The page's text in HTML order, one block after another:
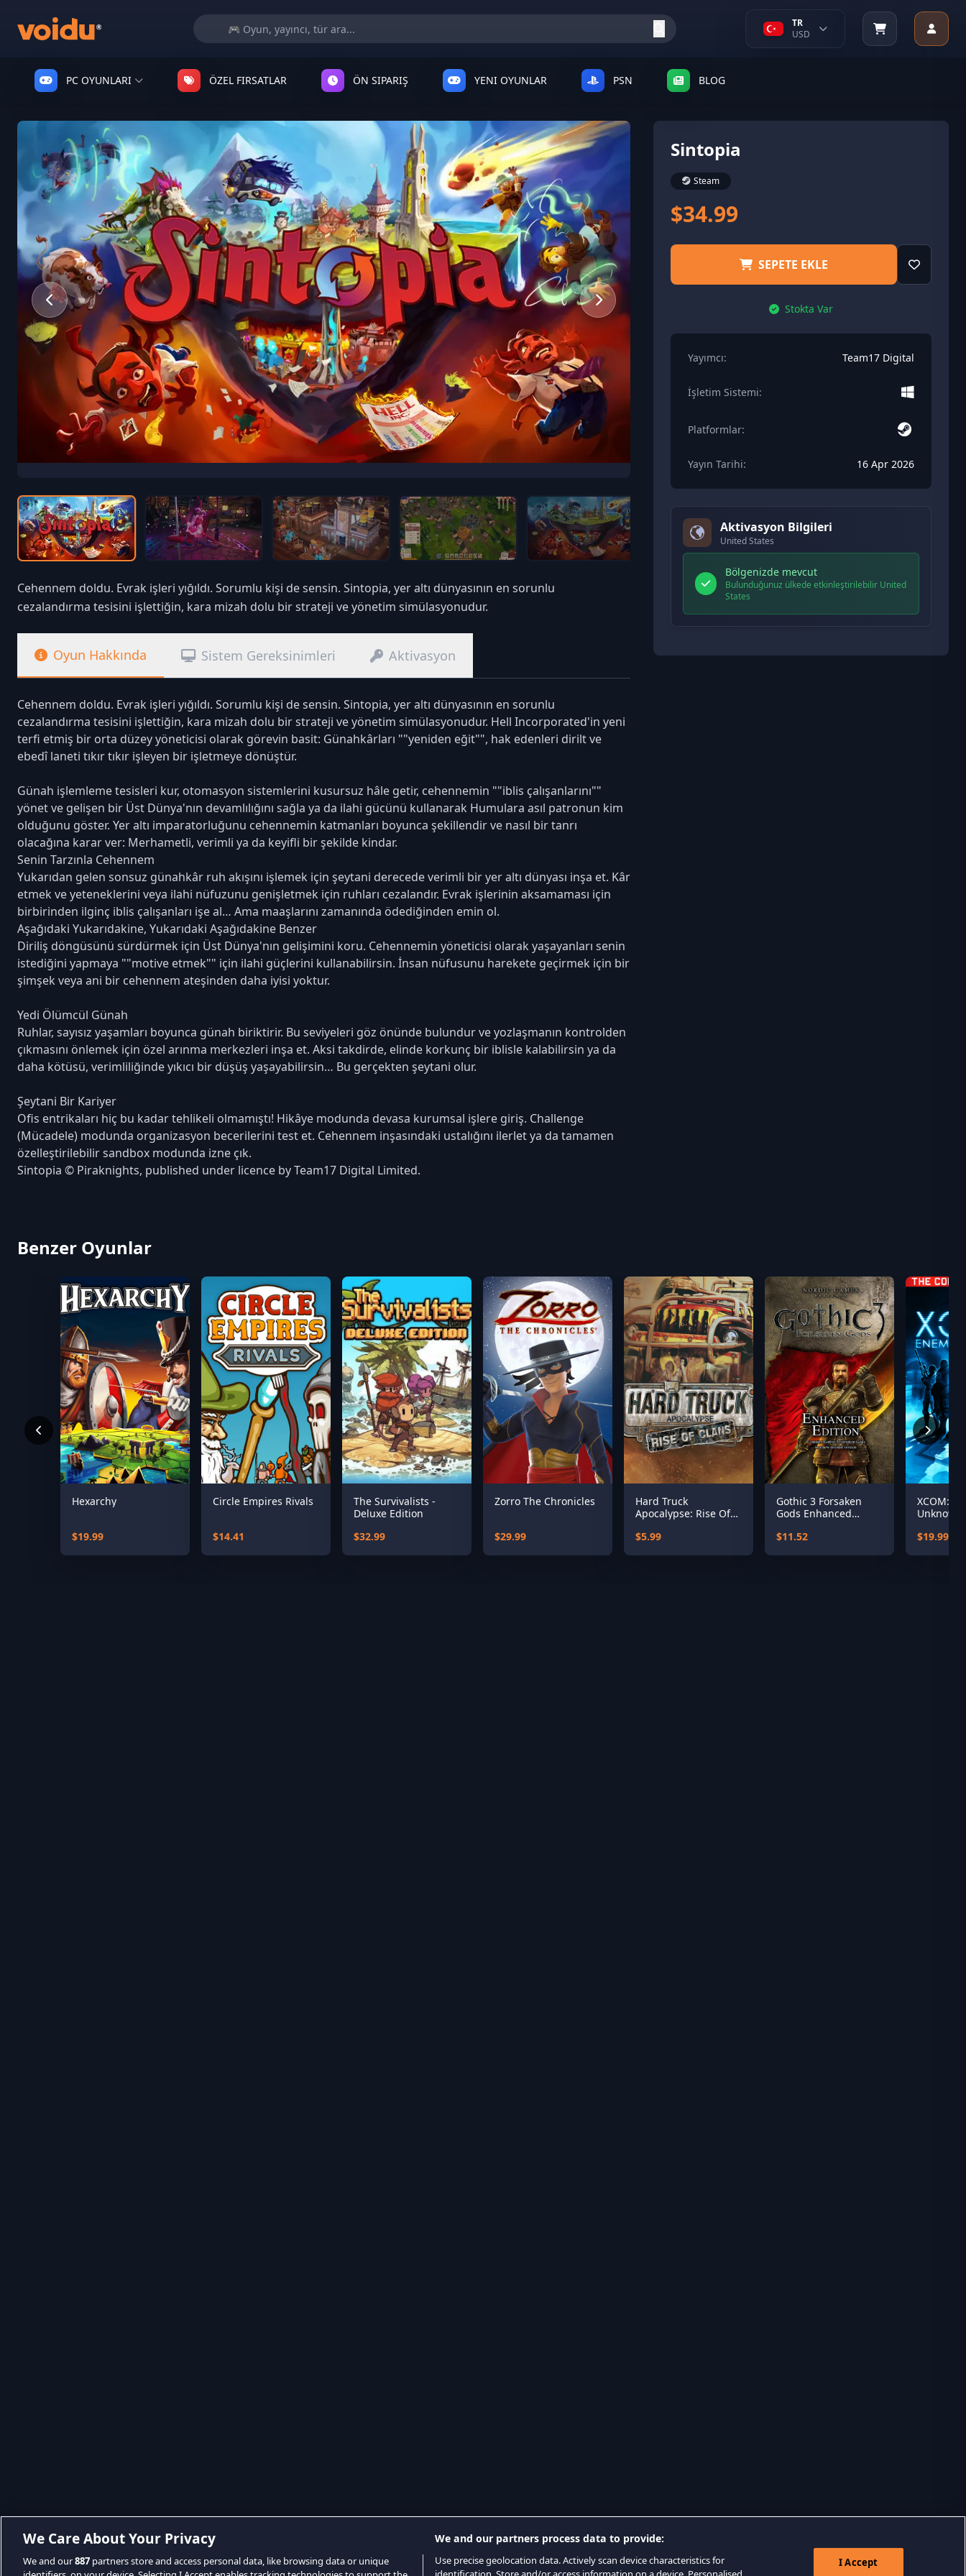
TR
USD
PC OYUNLARI ÖZEL FIRSATLAR ÖN SIPARIŞ YENI OYUNLAR PSN BLOG
Cehennem doldu. Evrak işleri yığıldı. Sorumlu kişi de sensin. Sintopia, yer altı dünyasının en sorunlu
cezalandırma tesisini işlettiğin, kara mizah dolu bir strateji ve yönetim simülasyonudur.
Oyun Hakkında Sistem Gereksinimleri Aktivasyon
Cehennem doldu. Evrak işleri yığıldı. Sorumlu kişi de sensin. Sintopia, yer altı dünyasının en sorunlu
cezalandırma tesisini işlettiğin, kara mizah dolu bir strateji ve yönetim simülasyonudur. Hell Incorporated'in yeni
terfi etmiş bir orta düzey yöneticisi olarak görevin basit: Günahkârları ""yeniden eğit"", hak edenleri dirilt ve
ebedî laneti tıkır tıkır işleyen bir işletmeye dönüştür.
Günah işlemleme tesisleri kur, otomasyon sistemlerini kusursuz hâle getir, cehennemin ""iblis çalışanlarını""
yönet ve gelişen bir Üst Dünya'nın devamlılığını sağla ya da ilahi gücünü kullanarak Humulara asıl patronun kim
olduğunu göster. Yer altı imparatorluğunu cehennemin katmanları boyunca şekillendir ve nasıl bir tanrı
olacağına karar ver: Merhametli, verimli ya da keyifli bir şekilde kindar.
Senin Tarzınla Cehennem
Yukarıdan gelen sonsuz günahkâr ruh akışını işlemek için şeytani derecede verimli bir yer altı dünyası inşa et. Kâr
etmek ve yeteneklerini veya ilahi nüfuzunu genişletmek için ruhları cezalandır. Evrak işlerinin aksamaması için
birbirinden ilginç iblis çalışanları işe al… Ama maaşlarını zamanında ödediğinden emin ol.
Aşağıdaki Yukarıdakine, Yukarıdaki Aşağıdakine Benzer
Diriliş döngüsünü sürdürmek için Üst Dünya'nın gelişimini koru. Cehennemin yöneticisi olarak yaşayanları senin
istediğini yapmaya ""motive etmek"" için ilahi güçlerini kullanabilirsin. İnsan nüfusunu harekete geçirmek için bir
şimşek veya ani bir cehennem ateşinden daha iyisi yoktur.
Yedi Ölümcül Günah
Ruhlar, sayısız yaşamları boyunca günah biriktirir. Bu seviyeleri göz önünde bulundur ve yozlaşmanın kontrolden
çıkmasını önlemek için özel arınma merkezleri inşa et. Aksi takdirde, elinde korkunç bir iblisle kalabilirsin ya da
daha kötüsü, verimliliğinde yıkıcı bir düşüş yaşayabilirsin… Bu gerçekten şeytani olur.
Şeytani Bir Kariyer
Ofis entrikaları hiç bu kadar tehlikeli olmamıştı! Hikâye modunda devasa kurumsal işlere giriş. Challenge
(Mücadele) modunda organizasyon becerilerini test et. Cehennem inşasındaki ustalığını ilerlet ya da tamamen
özelleştirilebilir sandbox modunda izne çık.
Sintopia © Piraknights, published under licence by Team17 Digital Limited.
Sintopia
Steam
$34.99
SEPETE EKLE
Stokta Var
Yayımcı: Team17 Digital
İşletim Sistemi:
Platformlar:
Yayın Tarihi: 16 Apr 2026
Aktivasyon Bilgileri
United States
Bölgenizde mevcut
Bulunduğunuz ülkede etkinleştirilebilir United
States
Benzer Oyunlar
Hexarchy
$19.99
Circle Empires Rivals
$14.41
The Survivalists -
Deluxe Edition
$32.99
Zorro The Chronicles
$29.99
Hard Truck
Apocalypse: Rise Of
$5.99
Gothic 3 Forsaken
Gods Enhanced
$11.52
XCOM:
Unknown
$19.99
We Care About Your Privacy
We and our887 partners store and access personal data, like browsing data or unique
We and our partners process data to provide:
Use precise geolocation data. Actively scan device characteristics for
I Accept